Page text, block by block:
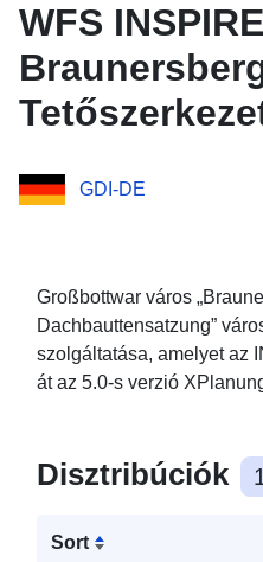
WFS
GDI-DE
Großbottwar város
Dachbauttensatzung”
szolgáltatása, amelyet az
át az 5.0-s verzió
Disztribúciók
Sort